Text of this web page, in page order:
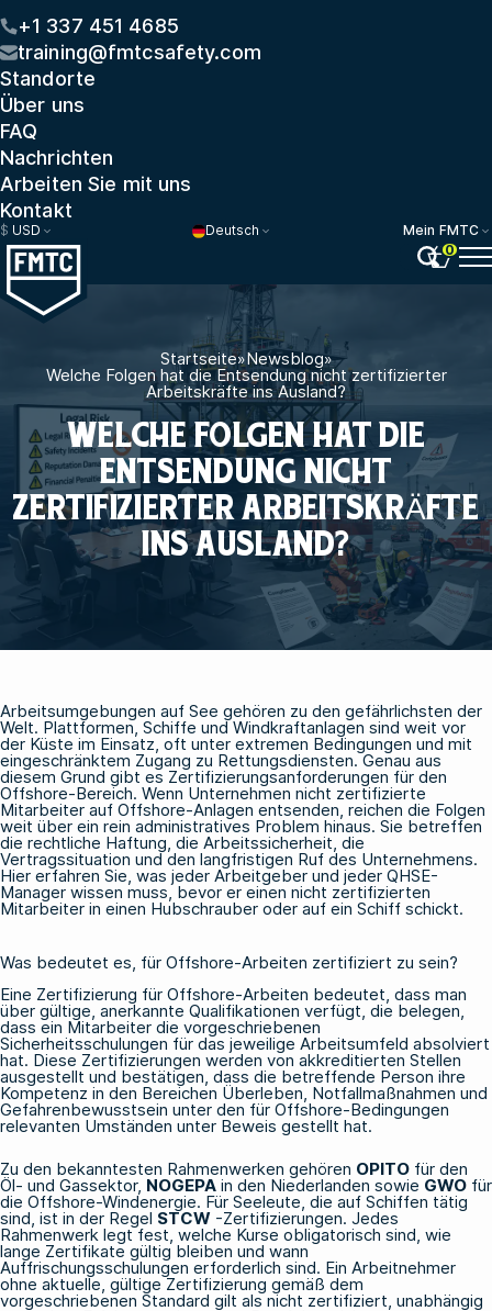
+1 337 451 4685
training@fmtcsafety.com
Standorte
Über uns
FAQ
Nachrichten
Arbeiten Sie mit uns
Kontakt
$ USD Deutsch
Mein FMTC
0
Startseite»Newsblog»
Welche Folgen hat die Entsendung nicht zertifizierter
Arbeitskräfte ins Ausland?
WELCHE FOLGEN HAT DIE
ENTSENDUNG NICHT
ZERTIFIZIERTER ARBEITSKRÄFTE
INS AUSLAND?
Arbeitsumgebungen auf See gehören zu den gefährlichsten der
Welt. Plattformen, Schiffe und Windkraftanlagen sind weit vor
der Küste im Einsatz, oft unter extremen Bedingungen und mit
eingeschränktem Zugang zu Rettungsdiensten. Genau aus
diesem Grund gibt es Zertifizierungsanforderungen für den
Offshore-Bereich. Wenn Unternehmen nicht zertifizierte
Mitarbeiter auf Offshore-Anlagen entsenden, reichen die Folgen
weit über ein rein administratives Problem hinaus. Sie betreffen
die rechtliche Haftung, die Arbeitssicherheit, die
Vertragssituation und den langfristigen Ruf des Unternehmens.
Hier erfahren Sie, was jeder Arbeitgeber und jeder QHSE-
Manager wissen muss, bevor er einen nicht zertifizierten
Mitarbeiter in einen Hubschrauber oder auf ein Schiff schickt.
Was bedeutet es, für Offshore-Arbeiten zertifiziert zu sein?
Eine Zertifizierung für Offshore-Arbeiten bedeutet, dass man
über gültige, anerkannte Qualifikationen verfügt, die belegen,
dass ein Mitarbeiter die vorgeschriebenen
Sicherheitsschulungen für das jeweilige Arbeitsumfeld absolviert
hat. Diese Zertifizierungen werden von akkreditierten Stellen
ausgestellt und bestätigen, dass die betreffende Person ihre
Kompetenz in den Bereichen Überleben, Notfallmaßnahmen und
Gefahrenbewusstsein unter den für Offshore-Bedingungen
relevanten Umständen unter Beweis gestellt hat.
Zu den bekanntesten Rahmenwerken gehören OPITO für den
Öl- und Gassektor, NOGEPA in den Niederlanden sowie GWO für
die Offshore-Windenergie. Für Seeleute, die auf Schiffen tätig
sind, ist in der Regel STCW -Zertifizierungen. Jedes
Rahmenwerk legt fest, welche Kurse obligatorisch sind, wie
lange Zertifikate gültig bleiben und wann
Auffrischungsschulungen erforderlich sind. Ein Arbeitnehmer
ohne aktuelle, gültige Zertifizierung gemäß dem
vorgeschriebenen Standard gilt als nicht zertifiziert, unabhängig